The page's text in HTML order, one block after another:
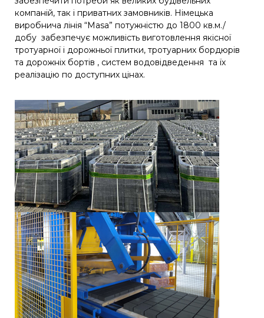
компаній, так і приватних замовників. Німецька
виробнича лінія “Masa” потужністю до 1800 кв.м./
добу забезпечує можливість виготовлення якісної
тротуарної і дорожньої плитки, тротуарних бордюрів
та дорожніх бортів , систем водовідведення та їх
реалізацію по доступних цінах.